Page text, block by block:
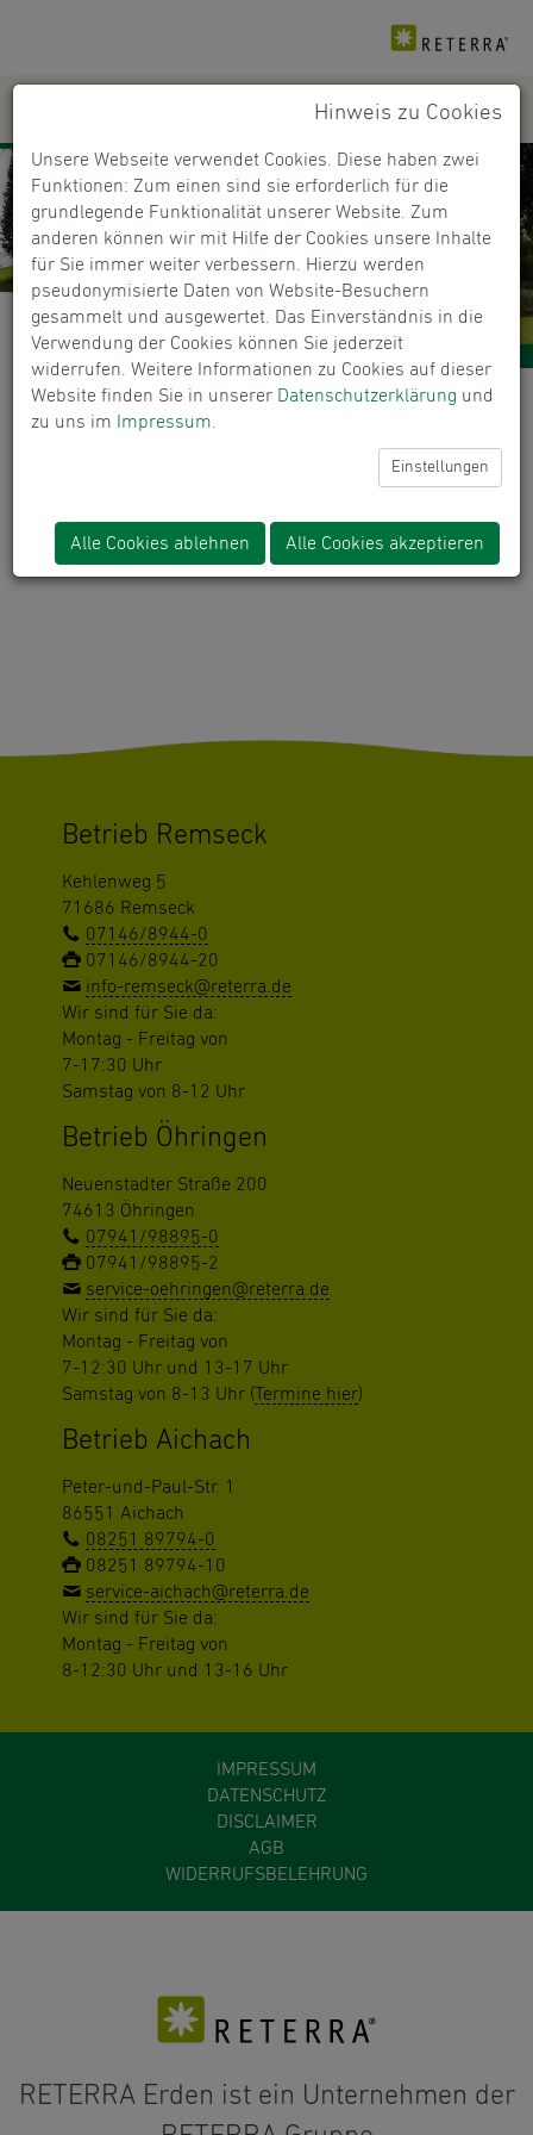
Händlerfinder
Kaufen Sie unsere Produkte bei ausgewählten
ERROR:Content Element with uid "6391" and type
"gomapsext_show" has no rendering definition!
Betrieb Remseck
Kehlenweg 5
71686 Remseck
07146/8944-0
07146/8944-20
info-remseck@reterra.de
Wir sind für Sie da:
Montag - Freitag von
7-17:30 Uhr
Samstag von 8-12 Uhr
Betrieb Öhringen
Neuenstadter Straße 200
74613 Öhringen
07941/98895-0
07941/98895-2
service-oehringen@reterra.de
Wir sind für Sie da:
Montag - Freitag von
7-12:30 Uhr und 13-17 Uhr
Samstag von 8-13 Uhr (Termine hier)
Betrieb Aichach
Peter-und-Paul-Str. 1
86551 Aichach
08251 89794-0
08251 89794-10
service-aichach@reterra.de
Wir sind für Sie da:
Montag - Freitag von
8-12:30 Uhr und 13-16 Uhr
IMPRESSUM
DATENSCHUTZ
DISCLAIMER
AGB
WIDERRUFSBELEHRUNG
RETERRA Erden ist ein Unternehmen der
Hinweis zu Cookies
Unsere Webseite verwendet Cookies. Diese haben zwei
Funktionen: Zum einen sind sie erforderlich für die
grundlegende Funktionalität unserer Website. Zum
anderen können wir mit Hilfe der Cookies unsere Inhalte
für Sie immer weiter verbessern. Hierzu werden
pseudonymisierte Daten von Website-Besuchern
gesammelt und ausgewertet. Das Einverständnis in die
Verwendung der Cookies können Sie jederzeit
widerrufen. Weitere Informationen zu Cookies auf dieser
Website finden Sie in unserer Datenschutzerklärung und
zu uns im
Impressum
Einstellungen
Alle Cookies ablehnen Alle Cookies akzeptieren